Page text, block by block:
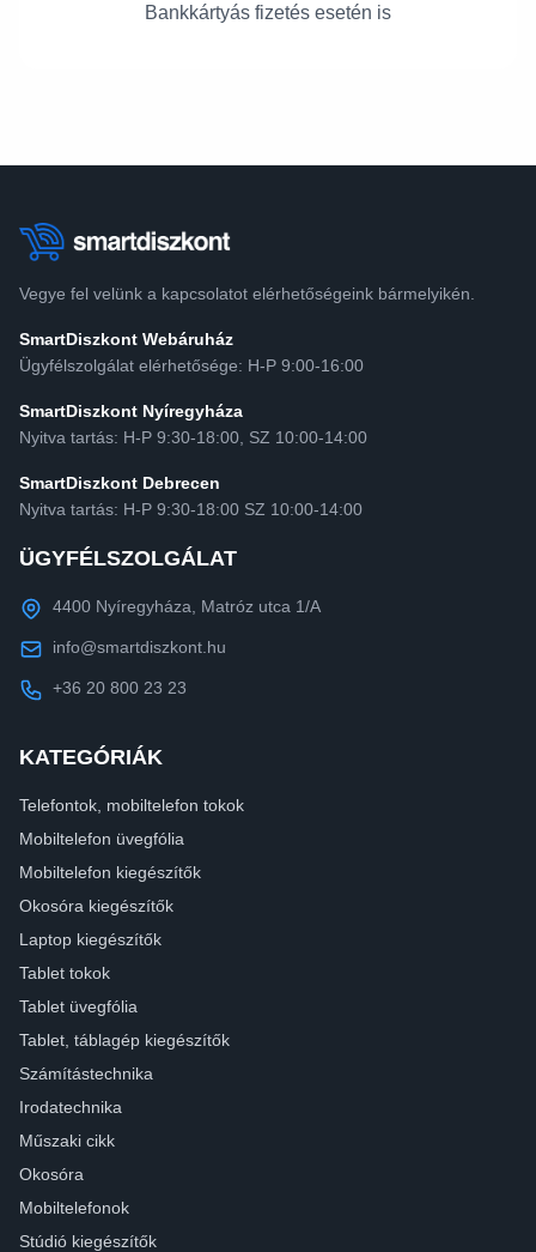
Bankkártyás fizetés esetén is
Vegye fel velünk a kapcsolatot elérhetőségeink bármelyikén.
SmartDiszkont Webáruház
Ügyfélszolgálat elérhetősége: H-P 9:00-16:00
SmartDiszkont Nyíregyháza
Nyitva tartás: H-P 9:30-18:00, SZ 10:00-14:00
SmartDiszkont Debrecen
Nyitva tartás: H-P 9:30-18:00 SZ 10:00-14:00
ÜGYFÉLSZOLGÁLAT
4400 Nyíregyháza, Matróz utca 1/A
info@smartdiszkont.hu
+36 20 800 23 23
KATEGÓRIÁK
Telefontok, mobiltelefon tokok
Mobiltelefon üvegfólia
Mobiltelefon kiegészítők
Okosóra kiegészítők
Laptop kiegészítők
Tablet tokok
Tablet üvegfólia
Tablet, táblagép kiegészítők
Számítástechnika
Irodatechnika
Műszaki cikk
Okosóra
Mobiltelefonok
Stúdió kiegészítők